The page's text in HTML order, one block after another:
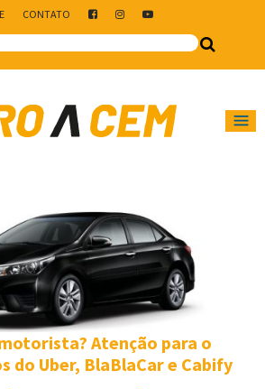
CONTATO
Atenção para o
do Uber, BlaBlaCar e Cabify